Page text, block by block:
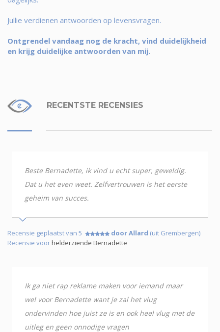
Jullie verdienen antwoorden op levensvragen.
Ontgrendel vandaag nog de kracht, vind duidelijkheid
en krijg duidelijke antwoorden van mij.
RECENTSTE RECENSIES
Beste Bernadette, ik vind u echt super, geweldig.
Dat u het even weet. Zelfvertrouwen is het eerste
geheim van succes.
Recensie geplaatst van 5 door Allard (uit Grembergen)
Recensie voorhelderziende Bernadette
Ik ga niet rap reklame maken voor iemand maar
wel voor Bernadette want je zal het vlug
ondervinden hoe juist ze is en ook heel vlug met de
uitleg en geen onnodige vragen